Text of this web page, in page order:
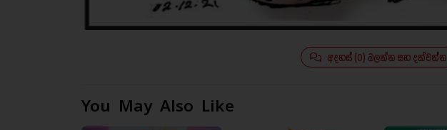
අදහස් (0) බලන්න සහ දක්වන්න
You May Also Like